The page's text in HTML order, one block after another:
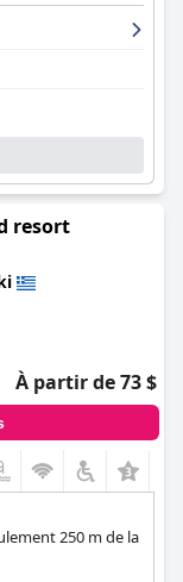
resort
À partir de 73 $
250 m de la